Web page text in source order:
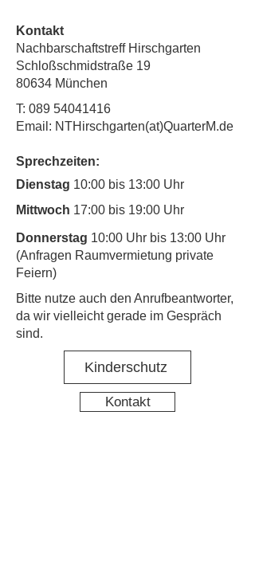
Kontakt
Nachbarschaftstreff Hirschgarten
Schloßschmidstraße 19
80634 München
T: 089 54041416
Email: NTHirschgarten(at)QuarterM.de
Sprechzeiten:
Dienstag 10:00 bis 13:00 Uhr
Mittwoch 17:00 bis 19:00 Uhr
Donnerstag 10:00 Uhr bis 13:00 Uhr
(Anfragen Raumvermietung private
Feiern)
​Bitte nutze auch den Anrufbeantworter,
da wir vielleicht gerade im Gespräch
sind.
Kinderschutz
Kontakt